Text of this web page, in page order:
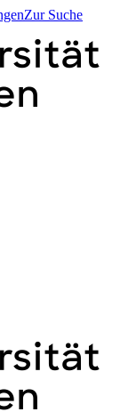
Zur Suche